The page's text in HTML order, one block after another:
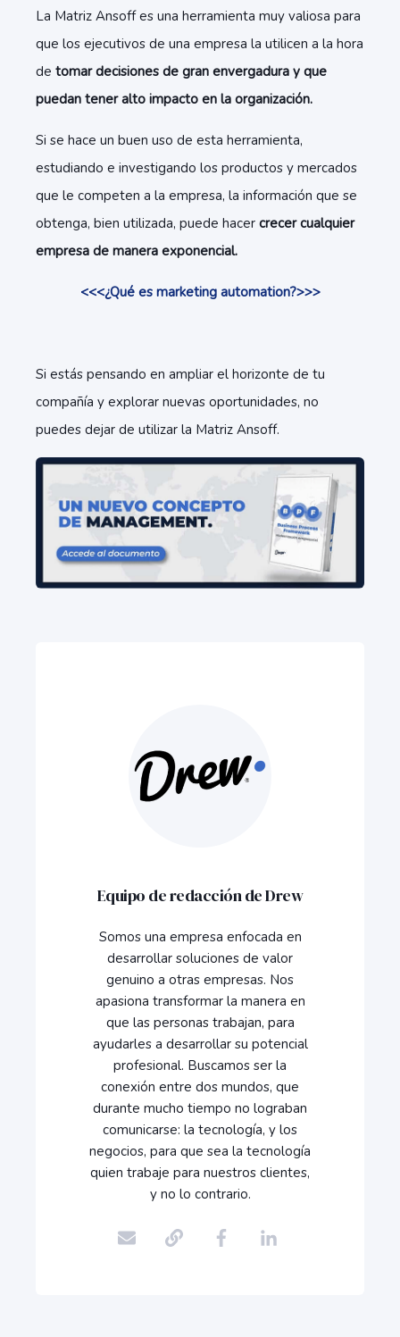
La Matriz Ansoff es una herramienta muy valiosa para
que los ejecutivos de una empresa la utilicen a la hora
de tomar decisiones de gran envergadura y que
puedan tener alto impacto en la organización.
Si se hace un buen uso de esta herramienta,
estudiando e investigando los productos y mercados
que le competen a la empresa, la información que se
obtenga, bien utilizada, puede hacer crecer cualquier
empresa de manera exponencial.
<<<¿Qué es marketing automation?>>>
Si estás pensando en ampliar el horizonte de tu
compañía y explorar nuevas oportunidades, no
puedes dejar de utilizar la Matriz Ansoff.
Equipo de redacción de Drew
Somos una empresa enfocada en
desarrollar soluciones de valor
genuino a otras empresas. Nos
apasiona transformar la manera en
que las personas trabajan, para
ayudarles a desarrollar su potencial
profesional. Buscamos ser la
conexión entre dos mundos, que
durante mucho tiempo no lograban
comunicarse: la tecnología, y los
negocios, para que sea la tecnología
quien trabaje para nuestros clientes,
y no lo contrario.